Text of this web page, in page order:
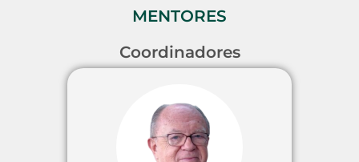
MENTORES
Coordinadores